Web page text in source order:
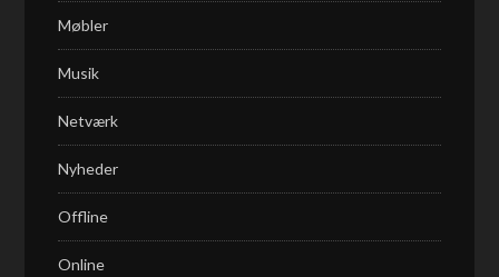
Møbler
Musik
Netværk
Nyheder
Offline
Online